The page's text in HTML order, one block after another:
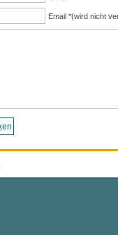
Email *(wird nicht